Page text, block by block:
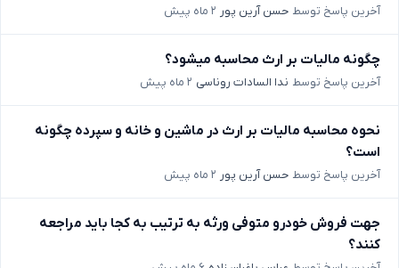
آخرین پاسخ توسط حسن آرین پور ۲ ماه پیش
چگونه مالیات بر ارث محاسبه میشود؟
آخرین پاسخ توسط ندا السادات روناسی ۲ ماه پیش
نحوه محاسبه مالیات بر ارث در ماشین و خانه و سپرده چگونه
است؟
آخرین پاسخ توسط حسن آرین پور ۲ ماه پیش
جهت فروش خودرو متوفی ورثه به ترتیب به کجا باید مراجعه
کنند؟